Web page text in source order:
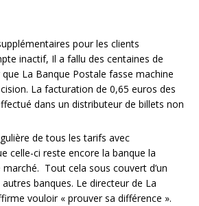
pour les clients
inactif, Il a fallu des centaines de
La Banque Postale fasse machine
La facturation de 0,65 euros des
dans un distributeur de billets non
de tous les tarifs avec
celle-ci reste encore la banque la
Tout cela sous couvert d’un
banques. Le directeur de La
vouloir « prouver sa différence ».